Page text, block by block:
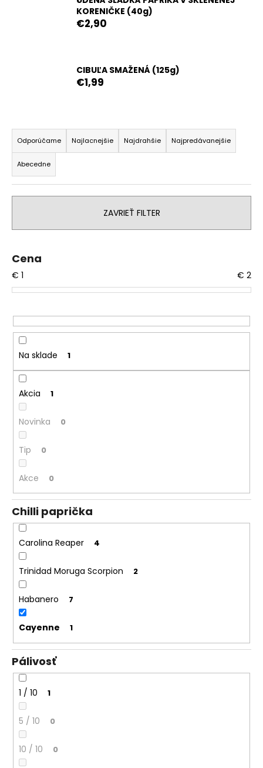
KORENIČKE (40g)
€2,90
CIBUĽA SMAŽENÁ (125g)
€1,99
R
a
d
e
n
p
o
d
u
k
t
o
v
Odporúčame Najlacnejšie Najdrahšie Najpredávanejšie
Abecedne
ZAVRIEŤ FILTER
Cena
€ 1 € 2
Na sklade 1
Akcia 1
Novinka 0
Tip 0
Akce 0
Chilli paprička
Carolina Reaper 4
Trinidad Moruga Scorpion 2
Habanero 7
Cayenne 1
Pálivosť
1 / 10 1
5 / 10 0
10 / 10 0
Pôvodne:
€4,90